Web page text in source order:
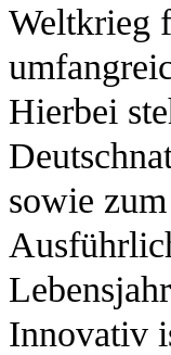
Weltkrieg
Hierbei
sowie
Innovativ